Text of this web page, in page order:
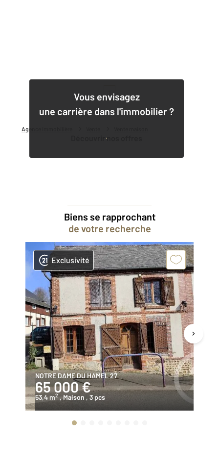
Agence immobilière
Vous envisagez
une carrière dans l'immobilier ?
Découvrir nos offres
Biens se rapprochant
de votre recherche
Exclusivité
NOTRE DAME DU HAMEL 27
65 000 €
53,4 m2 , Maison , 3 pcs